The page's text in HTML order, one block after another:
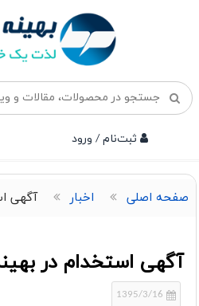
ثبت‌نام / ورود
صفحه اصلی اخبار آگهی
آگهی استخدام در